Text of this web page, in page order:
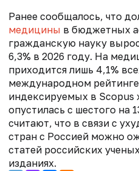
Ранее сообщалось, что д
медицины в бюджетных
гражданскую науку
6,3% в 2026 году. На
приходится лишь 4,1%
международном
индексируемых в Scopus
опустилась с шестого на
считают, что в связи с
стран с Россией можно
статей российских
изданиях.